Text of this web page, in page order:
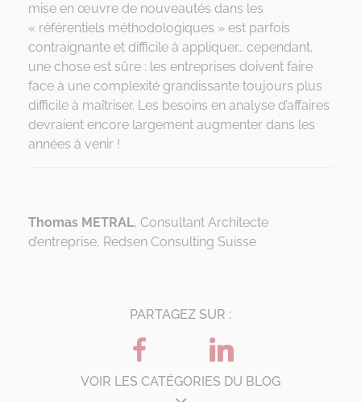
mise en œuvre de nouveautés dans les
« référentiels méthodologiques » est parfois
contraignante et difficile à appliquer… cependant,
une chose est sûre : les entreprises doivent faire
face à une complexité grandissante toujours plus
difficile à maîtriser. Les besoins en analyse d’affaires
devraient encore largement augmenter dans les
années à venir !
Thomas METRAL, Consultant Architecte
d’entreprise, Redsen Consulting Suisse
PARTAGEZ SUR :
VOIR LES CATÉGORIES DU BLOG